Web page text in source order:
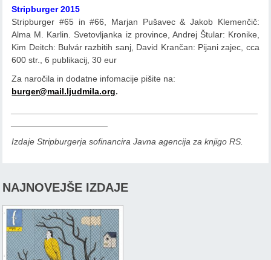
Stripburger 2015
Stripburger #65 in #66, Marjan Pušavec & Jakob Klemenčič:
Alma M. Karlin. Svetovljanka iz province, Andrej Štular: Kronike,
Kim Deitch: Bulvár razbitih sanj, David Krančan: Pijani zajec, cca
600 str., 6 publikacij, 30 eur
Za naročila in dodatne infomacije pišite na:
burger@mail.ljudmila.org.
Izdaje Stripburgerja sofinancira Javna agencija za knjigo RS.
NAJNOVEJŠE IZDAJE